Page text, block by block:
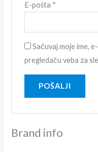
E-pošta *
Sačuvaj moje ime,
pregledaču veba za
Brand info